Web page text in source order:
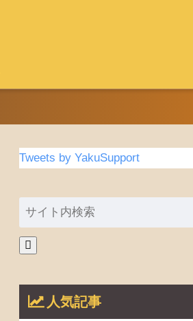
Tweets by YakuSupport
人気記事